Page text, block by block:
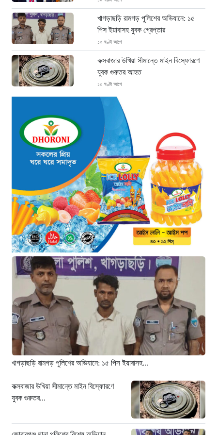
খাগড়াছড়ি রামগড় পুলিশের অভিযানে: ১৫
পিস ইয়াবাসহ যুবক গ্রেপ্তার
১০ ঘণ্টা আগে
কক্সবাজার উখিয়া সীমান্তে মাইন বিস্ফোরণে
যুবক গুরুতর আহত
১০ ঘণ্টা আগে
জোরারগঞ্জ থানা পুলিশের বিশেষ অভিযান
কক্সবাজারের পুরনো মাদক কারবারি গ্রেফতার
১০ ঘণ্টা আগে
ঢাকা চট্টগ্রাম মহাসড়ক স্টার লাইন বাসের
ধাক্কায় অটোরিকশা চালক নিহত
১১ ঘণ্টা আগে
হামে আরও ৬ শিশুর মৃত্যু, নতুন করে
আক্রান্ত ৮৫ জন
১৩ ঘণ্টা আগে
মরণফাঁদ সুনামগঞ্জ সড়ক: মাঝরাস্তায় খুঁটি,
দেড় বছরে শতাধিক দুর্ঘটনা
১৪ ঘণ্টা আগে
‘সচিবালয় অভিমুখে ১১ দলীয় ঐক্যের
পদযাত্রায় পুলিশের বাধা’
১৪ ঘণ্টা আগে
নদীদূষণ রোধে কঠোর প্রধানমন্ত্রী: সমন্বিত
উদ্যোগের তাগিদ
খাগড়াছড়ি রামগড় পুলিশের অভিযানে: ১৫ পিস ইয়াবাসহ...
কক্সবাজার উখিয়া সীমান্তে মাইন বিস্ফোরণে
যুবক গুরুতর...